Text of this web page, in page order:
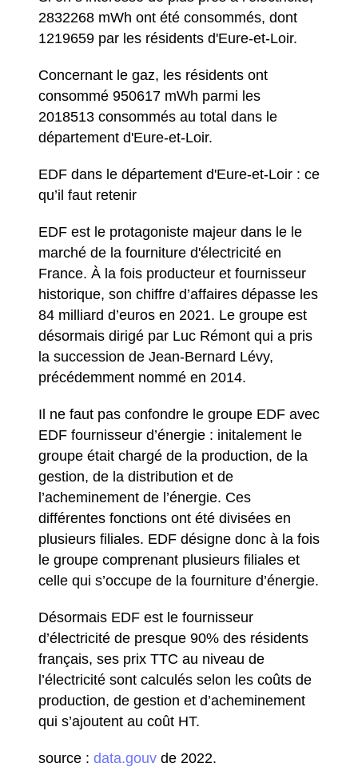
2832268 mWh ont été consommés, dont
1219659 par les résidents d'Eure-et-Loir.
Concernant le gaz, les résidents ont
consommé 950617 mWh parmi les
2018513 consommés au total dans le
département d'Eure-et-Loir.
EDF dans le département d'Eure-et-Loir : ce
qu’il faut retenir
EDF est le protagoniste majeur dans le le
marché de la fourniture d'électricité en
France. À la fois producteur et fournisseur
historique, son chiffre d’affaires dépasse les
84 milliard d’euros en 2021. Le groupe est
désormais dirigé par Luc Rémont qui a pris
la succession de Jean-Bernard Lévy,
précédemment nommé en 2014.
Il ne faut pas confondre le groupe EDF avec
EDF fournisseur d’énergie : initalement le
groupe était chargé de la production, de la
gestion, de la distribution et de
l’acheminement de l’énergie. Ces
différentes fonctions ont été divisées en
plusieurs filiales. EDF désigne donc à la fois
le groupe comprenant plusieurs filiales et
celle qui s’occupe de la fourniture d’énergie.
Désormais EDF est le fournisseur
d’électricité de presque 90% des résidents
français, ses prix TTC au niveau de
l’électricité sont calculés selon les coûts de
production, de gestion et d’acheminement
qui s’ajoutent au coût HT.
source : data.gouv de 2022.